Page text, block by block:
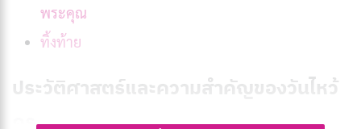
พระคุณ
ทิ้งท้าย
ประวัติศาสตร์และความสำคัญของวันไหว้